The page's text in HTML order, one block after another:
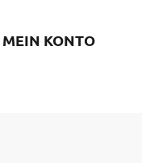
MEIN KONTO